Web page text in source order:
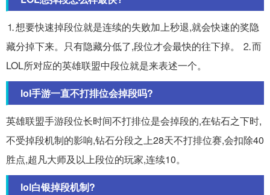
⒈想要快速掉段位就是连续的失败加上秒退,就会快速的奖隐
藏分掉下来。只有隐藏分低了,段位才会最快的往下掉。 ⒉而
LOL所对应的英雄联盟中段位就是来表述一个。
lol手游一直不打排位会掉段吗?
英雄联盟手游段位长时间不打排位是会掉段的,在钻石之下时,
不受掉段机制的影响,钻石分段之上28天不打排位赛,会扣除40
胜点,超凡大师及以上段位的玩家,连续10。
lol白银掉段机制?